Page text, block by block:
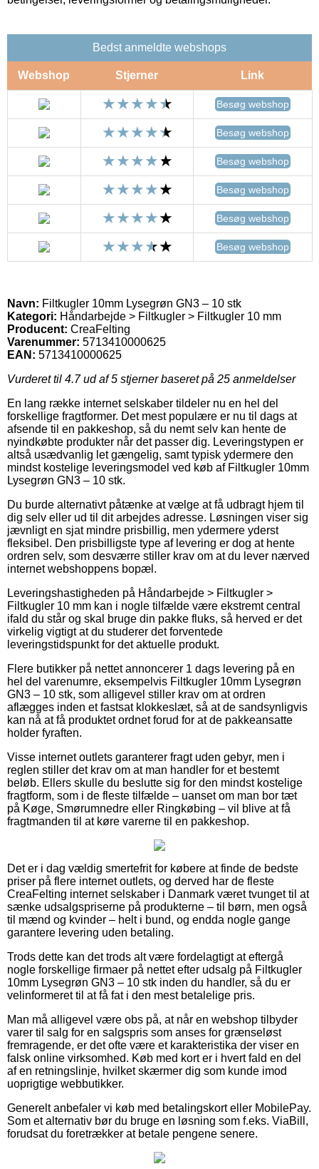
Bedst anmeldte webshops
Webshop Stjerner Link
Besøg webshop
Besøg webshop
Besøg webshop
Besøg webshop
Besøg webshop
Besøg webshop
Navn: Filtkugler 10mm Lysegrøn GN3 – 10 stk
Kategori: Håndarbejde > Filtkugler > Filtkugler 10 mm
Producent: CreaFelting
Varenummer: 5713410000625
EAN: 5713410000625
Vurderet til 4.7ud af 5 stjerner baseret på 25 anmeldelser
En lang række internet selskaber tildeler nu en hel del
forskellige fragtformer. Det mest populære er nu til dags at
afsende til en pakkeshop, så du nemt selv kan hente de
nyindkøbte produkter når det passer dig. Leveringstypen er
altså usædvanlig let gængelig, samt typisk ydermere den
mindst kostelige leveringsmodel ved køb af Filtkugler 10mm
Lysegrøn GN3 – 10 stk.
Du burde alternativt påtænke at vælge at få udbragt hjem til
dig selv eller ud til dit arbejdes adresse. Løsningen viser sig
jævnligt en sjat mindre prisbillig, men ydermere yderst
fleksibel. Den prisbilligste type af levering er dog at hente
ordren selv, som desværre stiller krav om at du lever nærved
internet webshoppens bopæl.
Leveringshastigheden på Håndarbejde > Filtkugler >
Filtkugler 10 mm kan i nogle tilfælde være ekstremt central
ifald du står og skal bruge din pakke fluks, så herved er det
virkelig vigtigt at du studerer det forventede
leveringstidspunkt for det aktuelle produkt.
Flere butikker på nettet annoncerer 1 dags levering på en
hel del varenumre, eksempelvis Filtkugler 10mm Lysegrøn
GN3 – 10 stk, som alligevel stiller krav om at ordren
aflægges inden et fastsat klokkeslæt, så at de sandsynligvis
kan nå at få produktet ordnet forud for at de pakkeansatte
holder fyraften.
Visse internet outlets garanterer fragt uden gebyr, men i
reglen stiller det krav om at man handler for et bestemt
beløb. Ellers skulle du beslutte sig for den mindst kostelige
fragtform, som i de fleste tilfælde – uanset om man bor tæt
på Køge, Smørumnedre eller Ringkøbing – vil blive at få
fragtmanden til at køre varerne til en pakkeshop.
Det er i dag vældig smertefrit for købere at finde de bedste
priser på flere internet outlets, og derved har de fleste
CreaFelting internet selskaber i Danmark været tvunget til at
sænke udsalgspriserne på produkterne – til børn, men også
til mænd og kvinder – helt i bund, og endda nogle gange
garantere levering uden betaling.
Trods dette kan det trods alt være fordelagtigt at eftergå
nogle forskellige firmaer på nettet efter udsalg på Filtkugler
10mm Lysegrøn GN3 – 10 stk inden du handler, så du er
velinformeret til at få fat i den mest betalelige pris.
Man må alligevel være obs på, at når en webshop tilbyder
varer til salg for en salgspris som anses for grænseløst
fremragende, er det ofte være et karakteristika der viser en
falsk online virksomhed. Køb med kort er i hvert fald en del
af en retningslinje, hvilket skærmer dig som kunde imod
uoprigtige webbutikker.
Generelt anbefaler vi køb med betalingskort eller MobilePay.
Som et alternativ bør du bruge en løsning som f.eks. ViaBill,
forudsat du foretrækker at betale pengene senere.